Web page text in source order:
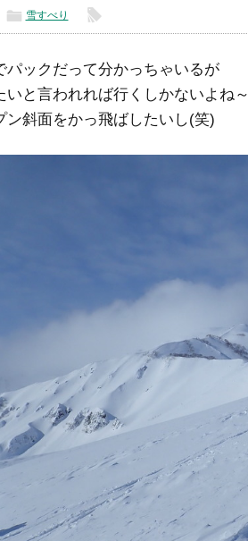
ë 雪すべり l
パックだって分かっちゃいるが
いと言われれば行くしかないよね～
ン斜面をかっ飛ばしたいし(笑)